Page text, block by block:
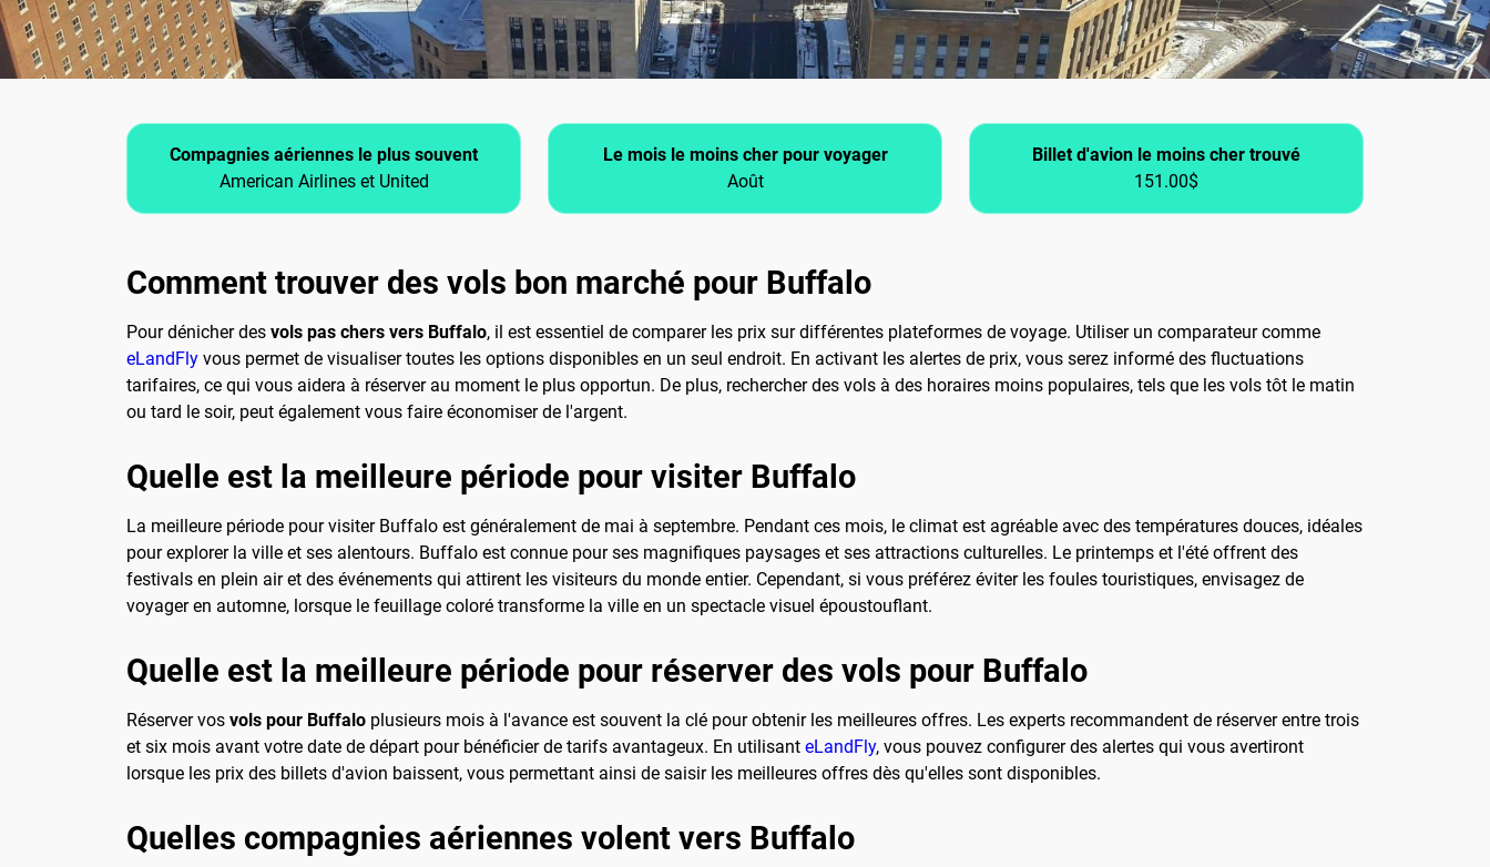
Compagnies aériennes le plus souvent
American Airlines et United
Le mois le moins cher pour voyager
Août
Billet d'avion le moins cher trouvé
151.00$
Comment trouver des vols bon marché pour Buffalo
Pour dénicher des vols pas chers vers Buffalo, il est essentiel de comparer les prix sur différentes plateformes de voyage. Utiliser un comparateur comme
eLandFly vous permet de visualiser toutes les options disponibles en un seul endroit. En activant les alertes de prix, vous serez informé des fluctuations
tarifaires, ce qui vous aidera à réserver au moment le plus opportun. De plus, rechercher des vols à des horaires moins populaires, tels que les vols tôt le matin
ou tard le soir, peut également vous faire économiser de l'argent.
Quelle est la meilleure période pour visiter Buffalo
La meilleure période pour visiter Buffalo est généralement de mai à septembre. Pendant ces mois, le climat est agréable avec des températures douces, idéales
pour explorer la ville et ses alentours. Buffalo est connue pour ses magnifiques paysages et ses attractions culturelles. Le printemps et l'été offrent des
festivals en plein air et des événements qui attirent les visiteurs du monde entier. Cependant, si vous préférez éviter les foules touristiques, envisagez de
voyager en automne, lorsque le feuillage coloré transforme la ville en un spectacle visuel époustouflant.
Quelle est la meilleure période pour réserver des vols pour Buffalo
Réserver vos vols pour Buffalo plusieurs mois à l'avance est souvent la clé pour obtenir les meilleures offres. Les experts recommandent de réserver entre trois
et six mois avant votre date de départ pour bénéficier de tarifs avantageux. En utilisant eLandFly, vous pouvez configurer des alertes qui vous avertiront
lorsque les prix des billets d'avion baissent, vous permettant ainsi de saisir les meilleures offres dès qu'elles sont disponibles.
Quelles compagnies aériennes volent vers Buffalo